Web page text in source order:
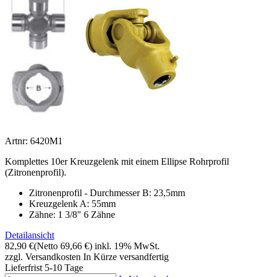
Artnr: 6420M1
Komplettes 10er Kreuzgelenk mit einem Ellipse Rohrprofil
(Zitronenprofil).
Zitronenprofil - Durchmesser B: 23,5mm
Kreuzgelenk A: 55mm
Zähne: 1 3/8" 6 Zähne
Detailansicht
82,90 €(Netto 69,66 €) inkl. 19% MwSt.
zzgl. Versandkosten In Kürze versandfertig
Lieferfrist 5-10 Tage